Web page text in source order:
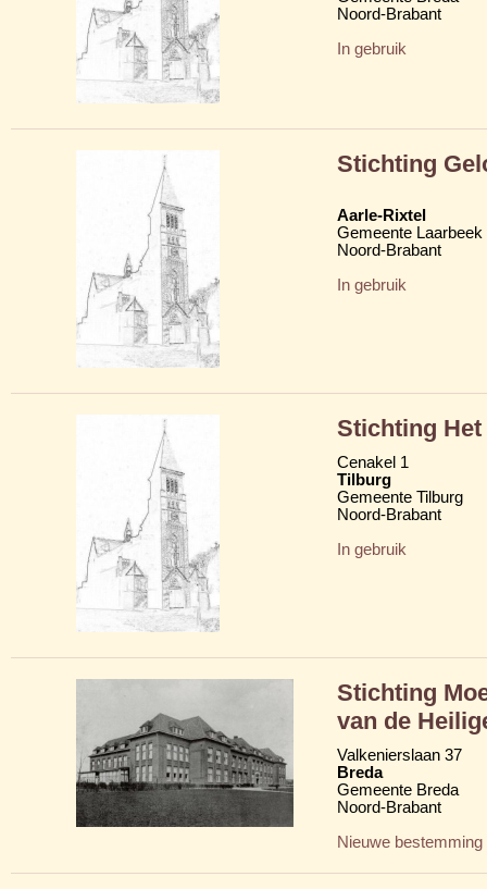
Noord-Brabant
In gebruik
Stichting
Aarle-Rixtel
Gemeente Laarbeek
Noord-Brabant
In gebruik
Stichting Het
Cenakel 1
Tilburg
Gemeente Tilburg
Noord-Brabant
In gebruik
Stichting
van de
Valkenierslaan 37
Breda
Gemeente Breda
Noord-Brabant
Nieuwe bestemming